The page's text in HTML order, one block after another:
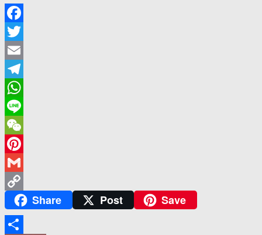
Facebook
Twitter
Email
Telegram
WhatsApp
Line
WeChat
Pinterest
Gmail
Copy
Link
Share Post Save